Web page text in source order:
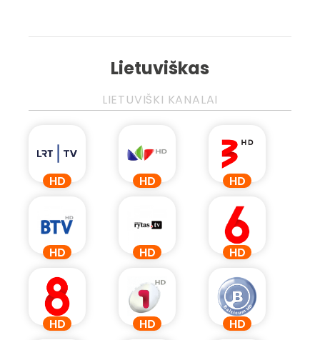
Lietuviškas
LIETUVIŠKI KANALAI